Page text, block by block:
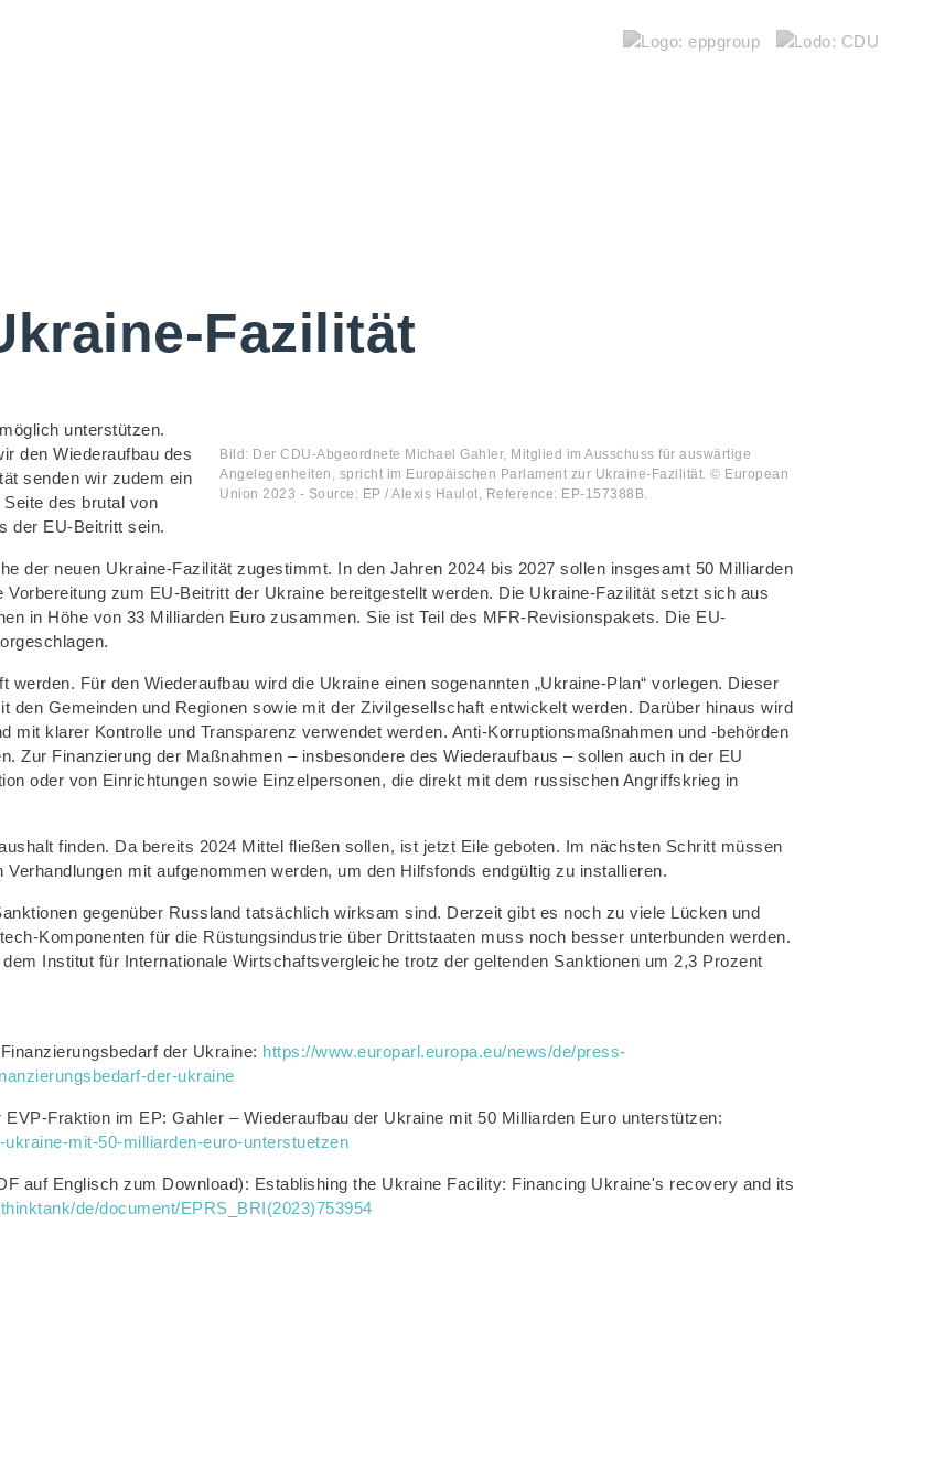
Fazilität
Bild: Der CDU-Abgeordnete Michael Gahler, Mitglied im Ausschuss für auswärtige
Angelegenheiten, spricht im Europäischen Parlament zur Ukraine-Fazilität. © European
Union 2023 - Source: EP / Alexis Haulot, Reference: EP-157388B.
unterstützen.
den Wiederaufbau des
senden wir zudem ein
des brutal von
der EU-Beitritt sein.
der neuen Ukraine-Fazilität zugestimmt. In den Jahren 2024 bis 2027 sollen insgesamt 50 Milliarden
zum EU-Beitritt der Ukraine bereitgestellt werden. Die Ukraine-Fazilität setzt sich aus
in Höhe von 33 Milliarden Euro zusammen. Sie ist Teil des MFR-Revisionspakets. Die EU-
Für den Wiederaufbau wird die Ukraine einen sogenannten „Ukraine-Plan“ vorlegen. Dieser
den Gemeinden und Regionen sowie mit der Zivilgesellschaft entwickelt werden. Darüber hinaus wird
klarer Kontrolle und Transparenz verwendet werden. Anti-Korruptionsmaßnahmen und -behörden
Zur Finanzierung der Maßnahmen – insbesondere des Wiederaufbaus – sollen auch in der EU
oder von Einrichtungen sowie Einzelpersonen, die direkt mit dem russischen Angriffskrieg in
finden. Da bereits 2024 Mittel fließen sollen, ist jetzt Eile geboten. Im nächsten Schritt müssen
mit aufgenommen werden, um den Hilfsfonds endgültig zu installieren.
gegenüber Russland tatsächlich wirksam sind. Derzeit gibt es noch zu viele Lücken und
Komponenten für die Rüstungsindustrie über Drittstaaten muss noch besser unterbunden werden.
Institut für Internationale Wirtschaftsvergleiche trotz der geltenden Sanktionen um 2,3 Prozent
der Ukraine: https://www.europarl.europa.eu/news/de/press-
der-ukraine
Fraktion im EP: Gahler – Wiederaufbau der Ukraine mit 50 Milliarden Euro unterstützen:
mit-50-milliarden-euro-unterstuetzen
auf Englisch zum Download): Establishing the Ukraine Facility: Financing Ukraine's recovery and its
de/document/EPRS_BRI(2023)753954